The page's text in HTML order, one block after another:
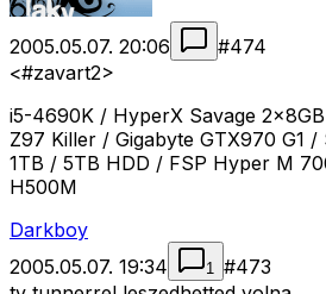
2005.05.07. 20:06 #474
<#zavart2>
i5-4690K / HyperX Savage
Z97 Killer / Gigabyte GTX970 G1 /
1TB / 5TB HDD / FSP Hyper M
H500M
Darkboy
2005.05.07. 19:34
1 #473